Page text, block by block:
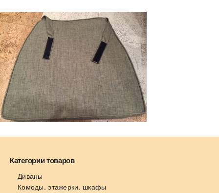
Категории товаров
Диваны
Комоды, этажерки, шкафы